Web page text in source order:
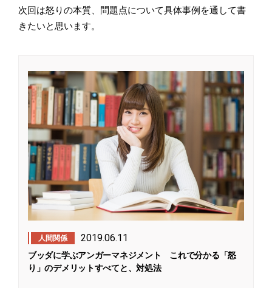
次回は怒りの本質、問題点について具体事例を通して書
きたいと思います。
人間関係 2019.06.11
ブッダに学ぶアンガーマネジメント これで分かる「怒
り」のデメリットすべてと、対処法